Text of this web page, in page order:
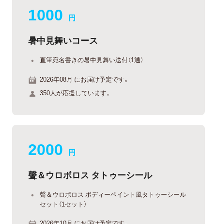
1000 円
暑中見舞いコース
直筆宛名書きの暑中見舞い送付（1通）
2026年08月 にお届け予定です。
350人が応援しています。
2000 円
聲＆ウロボロス タトゥーシール
聲＆ウロボロス ボディーペイント風タトゥーシール
セット（1セット）